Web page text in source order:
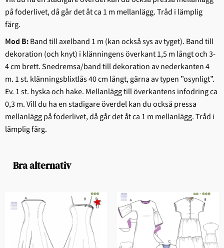
på foderlivet, då går det åt ca 1 m mellanlägg. Tråd i lämplig
färg.
Mod B:Band till axelband 1 m (kan också sys av tyget). Band till
dekoration (och knyt) i klänningens överkant 1,5 m långt och 3-
4 cm brett. Snedremsa/band till dekoration av nederkanten 4
m. 1 st. klänningsblixtlås 40 cm långt, gärna av typen ”osynligt”.
Ev. 1 st. hyska och hake. Mellanlägg till överkantens infodring ca
0,3 m. Vill du ha en stadigare överdel kan du också pressa
mellanlägg på foderlivet, då går det åt ca 1 m mellanlägg. Tråd i
lämplig färg.
Bra alternativ